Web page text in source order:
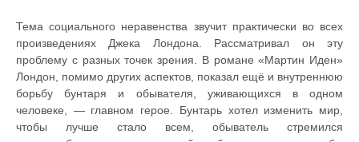
Тема социального неравенства звучит практически во всех
произведениях Джека Лондона. Рассматривал он эту
проблему с разных точек зрения. В романе «Мартин Иден»
Лондон, помимо других аспектов, показал ещё и внутреннюю
борьбу бунтаря и обывателя, уживающихся в одном
человеке, — главном герое. Бунтарь хотел изменить мир,
чтобы лучше стало всем, обыватель стремился